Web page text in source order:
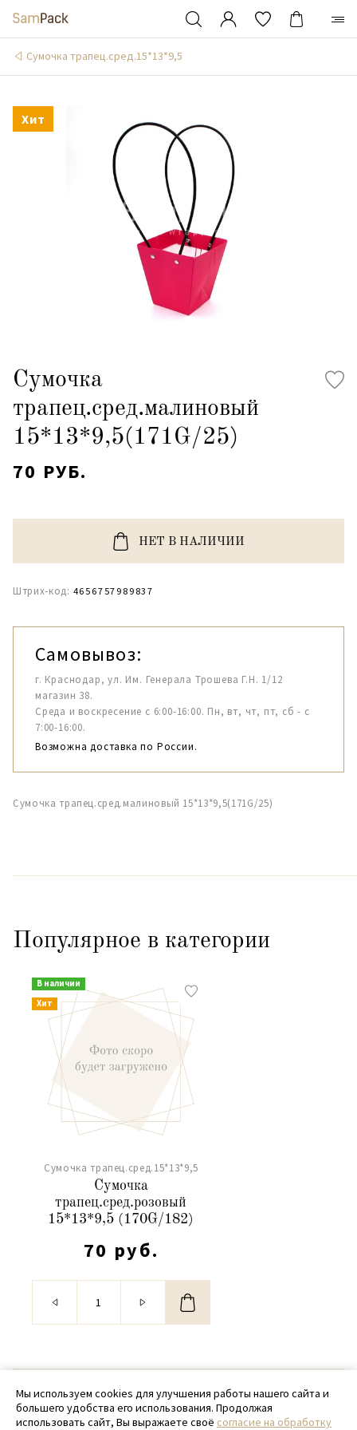
Сумочка трапец.сред.15*13*9,5
Хит
Сумочка
трапец.сред.малиновый
15*13*9,5(171G/25)
70 РУБ.
НЕТ В НАЛИЧИИ
Штрих-код: 4656757989837
Самовывоз:
г. Краснодар, ул. Им. Генерала Трошева Г.Н. 1/12
магазин 38.
Среда и воскресение с 6:00-16:00. Пн, вт, чт, пт, сб - с
7:00-16:00.
Возможна доставка по России.
Сумочка трапец.сред.малиновый 15*13*9,5(171G/25)
Популярное в категории
В наличии
Хит
Сумочка трапец.сред.15*13*9,5
Сумочка
трапец.сред.розовый
15*13*9,5 (170G/182)
70 руб.
© 2020 - 2026 SamPack
+ 7 (918) 699-97-87
Мы используем cookies для улучшения работы нашего сайта и
большего удобства его использования. Продолжая
использовать сайт, Вы выражаете своё согласие на обработку